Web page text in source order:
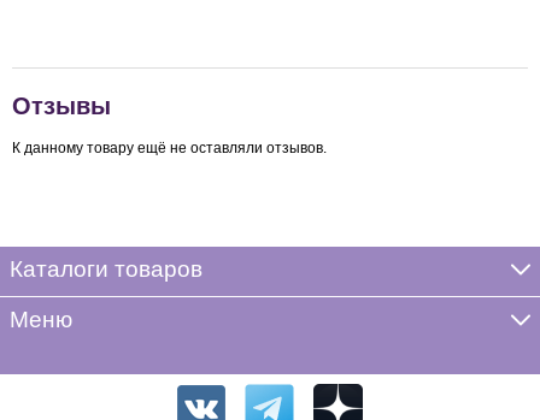
Отзывы
К данному товару ещё не оставляли отзывов.
Каталоги товаров
Меню